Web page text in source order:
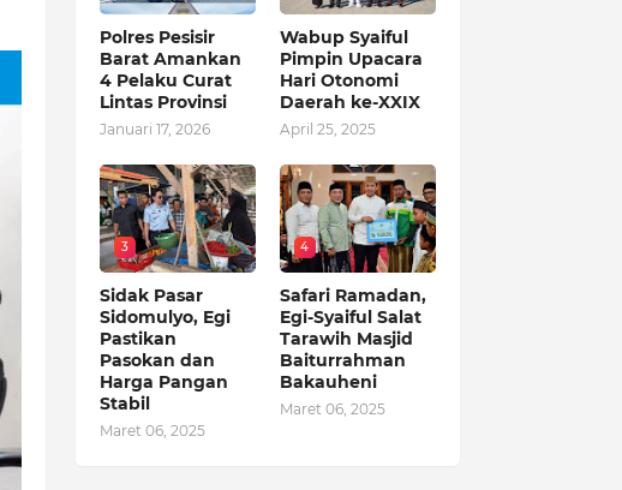
Polres Pesisir
Barat Amankan
4 Pelaku Curat
Lintas Provinsi
Januari 17, 2026
Wabup Syaiful
Pimpin Upacara
Hari Otonomi
Daerah ke-XXIX
April 25, 2025
3
Sidak Pasar
Sidomulyo, Egi
Pastikan
Pasokan dan
Harga Pangan
Stabil
Maret 06, 2025
4
Safari Ramadan,
Egi-Syaiful Salat
Tarawih Masjid
Baiturrahman
Bakauheni
Maret 06, 2025